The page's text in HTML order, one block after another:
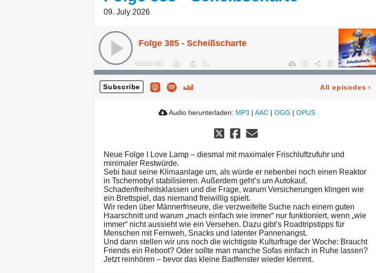
09. July 2026
Folge 385 - Scheißscharte
00:00:00
Subscribe All episodes ›
Audio herunterladen: MP3 | AAC | OGG | OPUS
Neue Folge I Love Lamp – diesmal mit maximaler Frischluftzufuhr und
minimaler Restwürde.
Sebi baut seine Klimaanlage um, als würde er nebenbei noch einen Reaktor
in Tschernobyl stabilisieren. Außerdem geht’s um Autokauf,
Schadenfreiheitsklassen und die Frage, warum Versicherungen klingen wie
ein Brettspiel, das niemand freiwillig spielt.
Wir reden über Männerfriseure, die verzweifelte Suche nach einem guten
Haarschnitt und warum „mach einfach wie immer“ nur funktioniert, wenn „wie
immer“ nicht aussieht wie ein Versehen. Dazu gibt’s Roadtripstipps für
Menschen mit Fernweh, Snacks und latenter Pannenangst.
Und dann stellen wir uns noch die wichtigste Kulturfrage der Woche: Braucht
Friends ein Reboot? Oder sollte man manche Sofas einfach in Ruhe lassen?
Jetzt reinhören – bevor das kleine Badfenster wieder klemmt.